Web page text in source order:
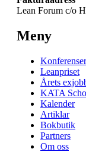
Lean Forum c/o
Meny
Konferenser
Leanpriset
Årets
KATA
Kalender
Artiklar
Bokbutik
Partners
Om oss